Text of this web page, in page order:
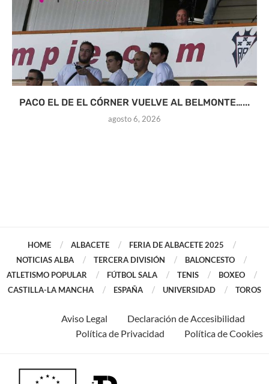
PACO EL DE EL CÓRNER VUELVE AL BELMONTE…...
agosto 6, 2026
HOME ALBACETE
FERIA DE ALBACETE 2025
NOTICIAS ALBA
TERCERA DIVISIÓN
BALONCESTO
ATLETISMO POPULAR
FÚTBOL SALA TENIS
BOXEO
CASTILLA-LA MANCHA
ESPAÑA UNIVERSIDAD TOROS
Aviso Legal
Declaración de Accesibilidad
Política de Privacidad
Política de Cookies